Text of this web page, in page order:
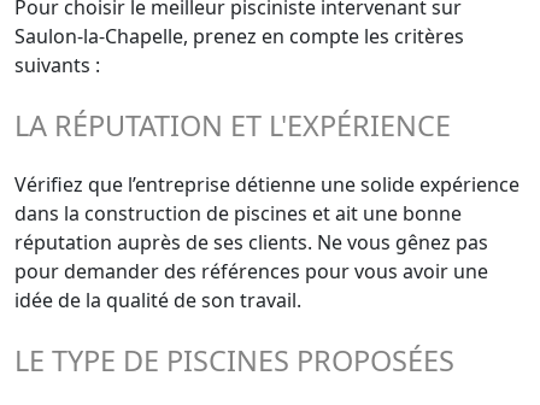
Pour choisir le meilleur pisciniste intervenant sur
Saulon-la-Chapelle, prenez en compte les critères
suivants :
LA RÉPUTATION ET L'EXPÉRIENCE
Vérifiez que l’entreprise détienne une solide expérience
dans la construction de piscines et ait une bonne
réputation auprès de ses clients. Ne vous gênez pas
pour demander des références pour vous avoir une
idée de la qualité de son travail.
LE TYPE DE PISCINES PROPOSÉES